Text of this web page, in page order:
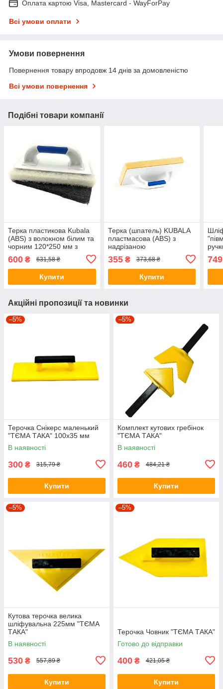
Оплата картою Visa, Mastercard - WayForPay
Всі умови оплати
Умови повернення
Повернення товару впродовж 14 днів за домовленістю
Всі умови повернення
Подібні товари компанії
Терка пластикова Kubala
(ABS) з волокном білим та
чорним 120*250 мм з
застібкою-липучкою, 2K8
600 ₴ 631,58 ₴
Купити
Терка (шпатель) KUBALA
пластмасова (ABS) з
надрізаною
гідропоглинаючою губкою
Sweepex 140х280 мм, 2K7
355₴ 373,68 ₴
Купити
749
Акційні пропозиції та новинки
–5%
Терочка Снікерс маленький
"ТЄМА ТАКА" 100х35 мм
В наявності
300 ₴ 315,79 ₴
Купити
–5%
Комплект кутових гребінок
"ТЄМА ТАКА"
В наявності
460 ₴ 484,21 ₴
Купити
–5%
Кутова терочка велика
шліфувальна 225мм "ТЄМА
ТАКА"
В наявності
530 ₴ 557,89 ₴
Купити
–5%
Терочка Човник "ТЄМА ТАКА"
Готово до відправки
400 ₴ 421,05 ₴
Купити